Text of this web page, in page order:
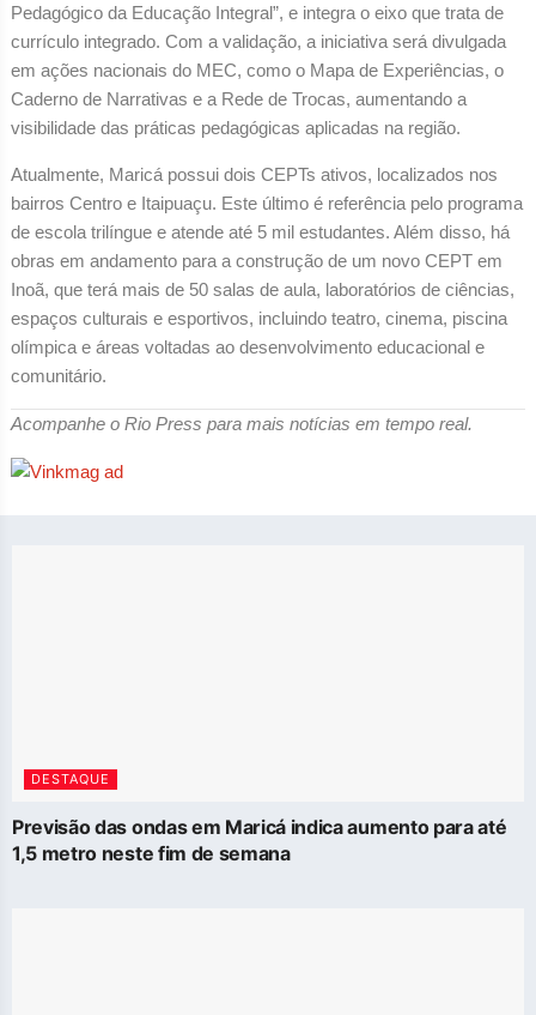
Pedagógico da Educação Integral”, e integra o eixo que trata de
currículo integrado. Com a validação, a iniciativa será divulgada
em ações nacionais do MEC, como o Mapa de Experiências, o
Caderno de Narrativas e a Rede de Trocas, aumentando a
visibilidade das práticas pedagógicas aplicadas na região.
Atualmente, Maricá possui dois CEPTs ativos, localizados nos
bairros Centro e Itaipuaçu. Este último é referência pelo programa
de escola trilíngue e atende até 5 mil estudantes. Além disso, há
obras em andamento para a construção de um novo CEPT em
Inoã, que terá mais de 50 salas de aula, laboratórios de ciências,
espaços culturais e esportivos, incluindo teatro, cinema, piscina
olímpica e áreas voltadas ao desenvolvimento educacional e
comunitário.
Acompanhe o Rio Press para mais notícias em tempo real.
DESTAQUE
Previsão das ondas em Maricá indica aumento para até
1,5 metro neste fim de semana